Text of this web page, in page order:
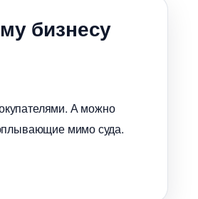
бизнесу
А можно
мимо суда.